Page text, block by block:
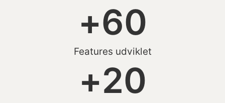
Features udviklet
+60
+20